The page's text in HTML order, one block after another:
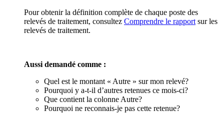
Pour obtenir la définition complète de chaque poste des
relevés de traitement, consultez Comprendre le rapport sur les
relevés de traitement.
Aussi demandé comme :
Quel est le montant « Autre » sur mon relevé?
Pourquoi y a-t-il d’autres retenues ce mois-ci?
Que contient la colonne Autre?
Pourquoi ne reconnais-je pas cette retenue?